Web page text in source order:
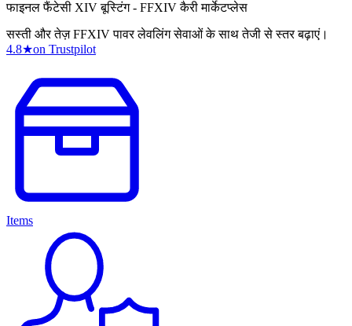
फाइनल फैंटेसी XIV बूस्टिंग - FFXIV कैरी मार्केटप्लेस
सस्ती और तेज़ FFXIV पावर लेवलिंग सेवाओं के साथ तेजी से स्तर बढ़ाएं।
4.8★on Trustpilot
Items